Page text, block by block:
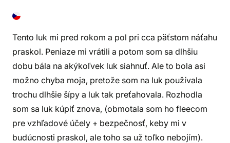
Tento luk mi pred rokom a pol pri cca päťstom náťahu
praskol. Peniaze mi vrátili a potom som sa dlhšiu
dobu bála na akýkoľvek luk siahnuť. Ale to bola asi
možno chyba moja, pretože som na luk používala
trochu dlhšie šípy a luk tak preťahovala. Rozhodla
som sa luk kúpiť znova, (obmotala som ho fleecom
pre vzhľadové účely + bezpečnosť, keby mi v
budúcnosti praskol, ale toho sa už toľko nebojím).